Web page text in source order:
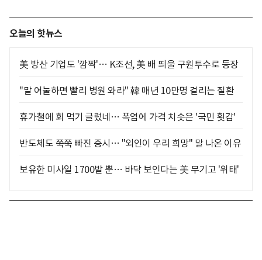
오늘의 핫뉴스
美 방산 기업도 '깜짝'… K조선, 美 배 띄울 구원투수로 등장
"말 어눌하면 빨리 병원 와라" 韓 매년 10만명 걸리는 질환
휴가철에 회 먹기 글렀네… 폭염에 가격 치솟은 '국민 횟감'
반도체도 쭉쭉 빠진 증시… "외인이 우리 희망" 말 나온 이유
보유한 미사일 1700발 뿐… 바닥 보인다는 美 무기고 '위태'